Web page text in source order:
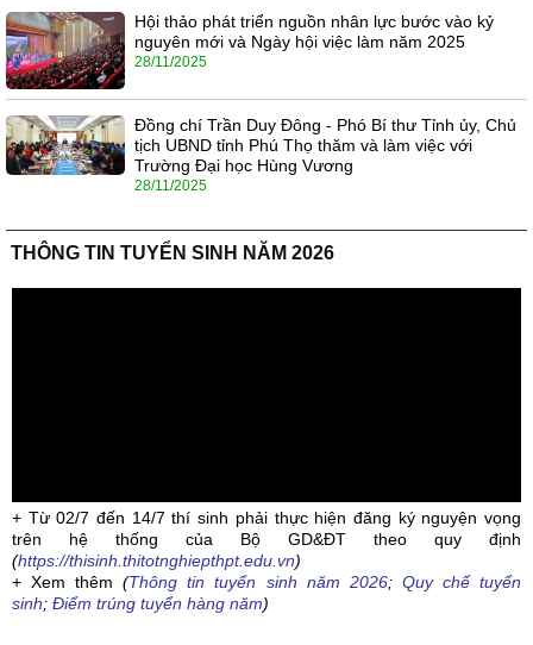
Hội thảo phát triển nguồn nhân lực bước vào kỷ
nguyên mới và Ngày hội việc làm năm 2025
28/11/2025
Đồng chí Trần Duy Đông - Phó Bí thư Tỉnh ủy, Chủ
tịch UBND tỉnh Phú Thọ thăm và làm việc với
Trường Đại học Hùng Vương
28/11/2025
THÔNG TIN TUYỂN SINH NĂM 2026
+ Từ 02/7 đến 14/7 thí sinh phải thực hiện đăng ký nguyện vọng
trên hệ thống của Bộ GD&ĐT theo quy định
(https://thisinh.thitotnghiepthpt.edu.vn)
+ Xem thêm(Thông tin tuyển sinh năm 2026; Quy chế tuyển
sinh; Điểm trúng tuyển hàng năm)